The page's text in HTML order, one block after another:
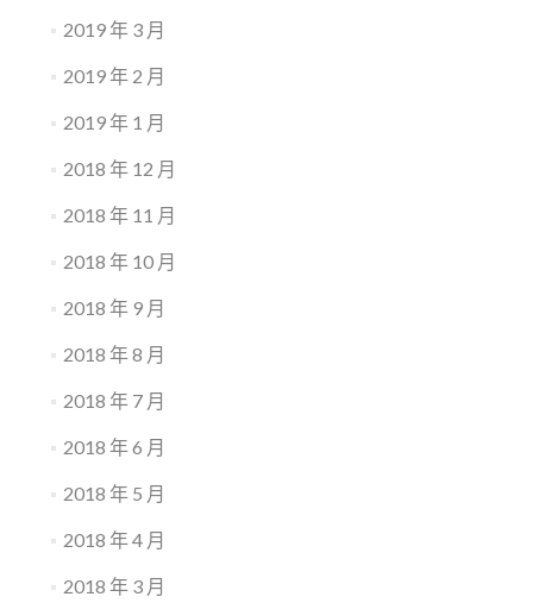
2019 年 3 月
2019 年 2 月
2019 年 1 月
2018 年 12 月
2018 年 11 月
2018 年 10 月
2018 年 9 月
2018 年 8 月
2018 年 7 月
2018 年 6 月
2018 年 5 月
2018 年 4 月
2018 年 3 月